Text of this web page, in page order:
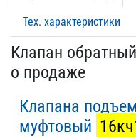
Тех. характеристики
Клапан
о продаже
Клапана
муфтовый